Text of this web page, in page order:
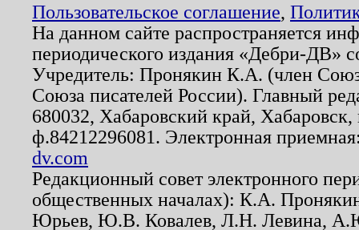
Пользовательское соглашение,
На данном сайте распространяется
периодического издания «Дебри-ДВ»
Учредитель: Пронякин К.А. (член
Союза писателей России). Главный
680032, Хабаровский край,
ф.84212296081. Электронная
dv.com
Редакционный совет электронного
общественных началах): К.А.
Юрьев, Ю.В. Ковалев, Л.Н. Левина,